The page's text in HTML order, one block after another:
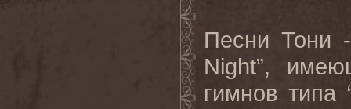
Песни Тони -
Night”,
гимнов типа